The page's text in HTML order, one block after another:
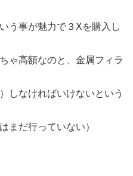
う事が魅力で３Xを購入し
ゃ高額なのと、金属フィラ
しなければいけないという
まだ行っていない）